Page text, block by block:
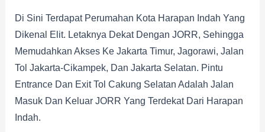
Di Sini Terdapat Perumahan Kota Harapan Indah Yang
Dikenal Elit. Letaknya Dekat Dengan JORR, Sehingga
Memudahkan Akses Ke Jakarta Timur, Jagorawi, Jalan
Tol Jakarta-Cikampek, Dan Jakarta Selatan. Pintu
Entrance Dan Exit Tol Cakung Selatan Adalah Jalan
Masuk Dan Keluar JORR Yang Terdekat Dari Harapan
Indah.